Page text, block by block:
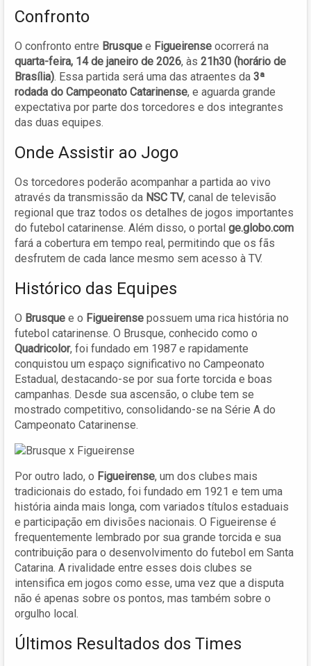
Confronto
O confronto entre Brusque e Figueirense ocorrerá na
quarta-feira, 14 de janeiro de 2026, às 21h30 (horário de
Brasília). Essa partida será uma das atraentes da 3ª
rodada do Campeonato Catarinense, e aguarda grande
expectativa por parte dos torcedores e dos integrantes
das duas equipes.
Onde Assistir ao Jogo
Os torcedores poderão acompanhar a partida ao vivo
através da transmissão da NSC TV, canal de televisão
regional que traz todos os detalhes de jogos importantes
do futebol catarinense. Além disso, o portal ge.globo.com
fará a cobertura em tempo real, permitindo que os fãs
desfrutem de cada lance mesmo sem acesso à TV.
Histórico das Equipes
O Brusque e o Figueirense possuem uma rica história no
futebol catarinense. O Brusque, conhecido como o
Quadricolor, foi fundado em 1987 e rapidamente
conquistou um espaço significativo no Campeonato
Estadual, destacando-se por sua forte torcida e boas
campanhas. Desde sua ascensão, o clube tem se
mostrado competitivo, consolidando-se na Série A do
Campeonato Catarinense.
Por outro lado, o Figueirense, um dos clubes mais
tradicionais do estado, foi fundado em 1921 e tem uma
história ainda mais longa, com variados títulos estaduais
e participação em divisões nacionais. O Figueirense é
frequentemente lembrado por sua grande torcida e sua
contribuição para o desenvolvimento do futebol em Santa
Catarina. A rivalidade entre esses dois clubes se
intensifica em jogos como esse, uma vez que a disputa
não é apenas sobre os pontos, mas também sobre o
orgulho local.
Últimos Resultados dos Times